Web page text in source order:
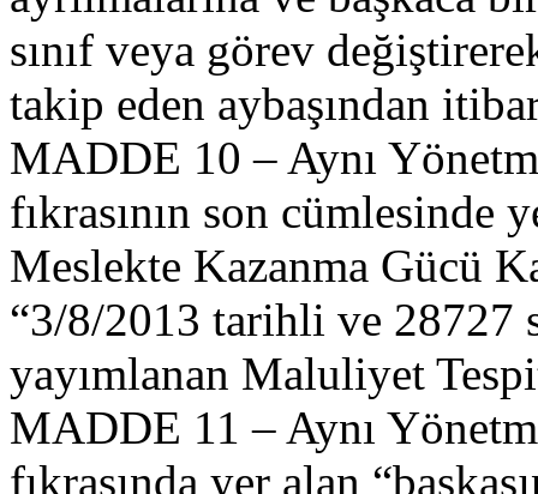
sınıf veya görev
takip eden aybaşından
MADDE 10 – Aynı
fıkrasının son cümlesinde
Meslekte Kazanma Gücü
“3/8/2013 tarihli ve 28727
yayımlanan Maluliyet
MADDE 11 – Aynı
fıkrasında yer alan